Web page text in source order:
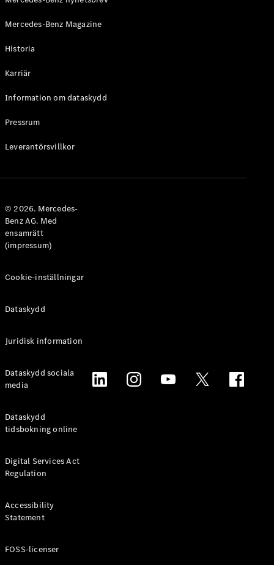
Mercedes-
Store
Alla
/ Camping
van
V-Klass
Horizon
Mercedes-
Benz Online
Transportbilar
Konfigurator
Mercedes-Benz Magazine
Historia
Karriär
Information om dataskydd
Pressrum
Leverantörsvillkor
© 2026. Mercedes-
Benz AG. Med
ensamrätt
(impressum)
Cookie-inställningar
Dataskydd
Juridisk information
Dataskydd sociala
media
Dataskydd
tidsbokning online
Digital Services Act
Regulation
Accessibility
Statement
FOSS-licenser